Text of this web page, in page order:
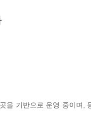
을 기반으로 운영 중이며,